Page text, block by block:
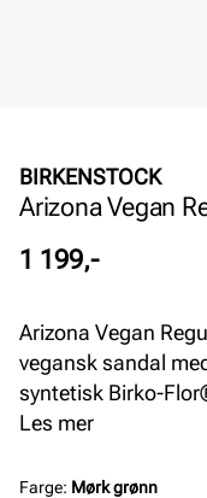
BIRKENSTOCK
Arizona Vegan
Pris
1 199,-
Arizona Vegan
vegansk sandal
syntetisk Birko-
Sandalen er
som ønsker et etisk
Les mer
Farge: Mørk grønn